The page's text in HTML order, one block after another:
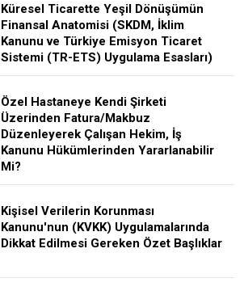
Küresel Ticarette Yeşil Dönüşümün
Finansal Anatomisi (SKDM, İklim
Kanunu ve Türkiye Emisyon Ticaret
Sistemi (TR-ETS) Uygulama Esasları)
Özel Hastaneye Kendi Şirketi
Üzerinden Fatura/Makbuz
Düzenleyerek Çalışan Hekim, İş
Kanunu Hükümlerinden Yararlanabilir
Mi?
Kişisel Verilerin Korunması
Kanunu'nun (KVKK) Uygulamalarında
Dikkat Edilmesi Gereken Özet Başlıklar